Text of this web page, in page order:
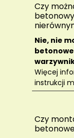
Czy
Nie, nie
Więcej
instrukcji
Czy